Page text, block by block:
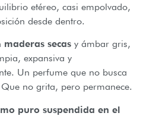
etéreo, casi empolvado,
desde dentro.
maderas secas y ámbar gris,
expansiva y
Un perfume que no busca
no grita, pero permanece.
puro suspendida en el